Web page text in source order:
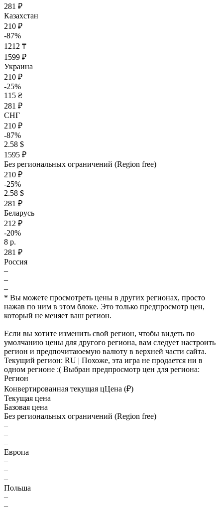
281 ₽
Казахстан
210 ₽
-87%
1212 ₸
1599 ₽
Украина
210 ₽
-25%
115 ₴
281 ₽
СНГ
210 ₽
-87%
2.58 $
1595 ₽
Без региональных ограничений (Region free)
210 ₽
-25%
2.58 $
281 ₽
Беларусь
212 ₽
-20%
8 р.
281 ₽
Россия
–
–
–
* Вы можете просмотреть цены в других регионах, просто
нажав по ним в этом блоке. Это только предпросмотр цен,
который не меняет ваш регион.
Если вы хотите изменить свой регион, чтобы видеть по
умолчанию цены для другого региона, вам следует настроить
регион и предпочитаюемую валюту в верхней части сайта.
Текущий регион: RU | Похоже, эта игра не продается ни в
одном регионе :( Выбран предпросмотр цен для региона:
Регион
Конвертированная текущая цЦена (₽)
Текущая цена
Базовая цена
Без региональных ограничений (Region free)
–
–
–
Европа
–
–
–
Польша
–
–